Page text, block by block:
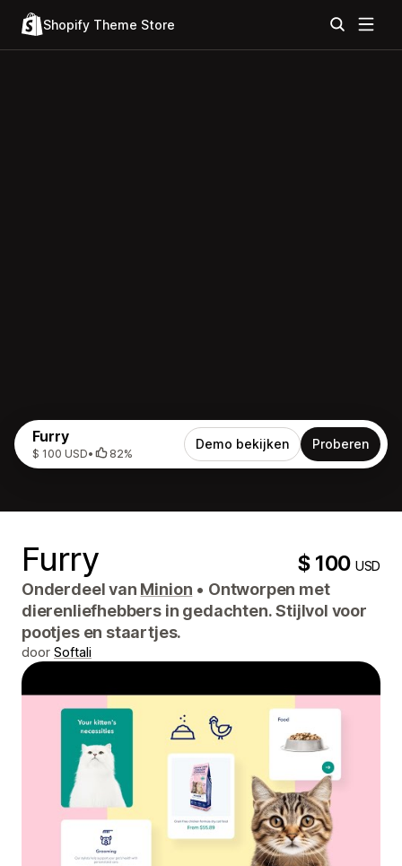
Shopify Theme Store
Furry
$ 100 USD• 82%
Demo bekijken Proberen
Furry $ 100USD
Onderdeel van Minion • Ontworpen met
dierenliefhebbers in gedachten. Stijlvol voor
pootjes en staartjes.
door Softali